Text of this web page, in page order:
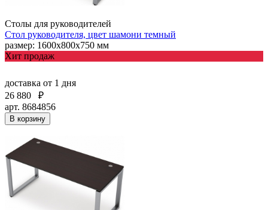
Столы для руководителей
Стол руководителя, цвет шамони темный
размер: 1600х800х750 мм
Хит продаж
доставка от 1 дня
26 880
₽
арт. 8684856
В корзину